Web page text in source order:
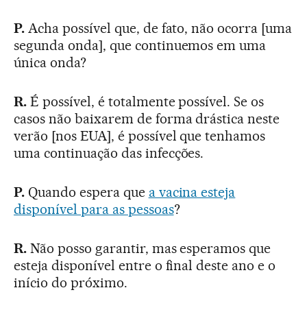
P. Acha possível que, de fato, não ocorra [uma
segunda onda], que continuemos em uma
única onda?
R.É possível, é totalmente possível. Se os
casos não baixarem de forma drástica neste
verão [nos EUA], é possível que tenhamos
uma continuação das infecções.
P.Quando espera que a vacina esteja
disponível para as pessoas?
R.Não posso garantir, mas esperamos que
esteja disponível entre o final deste ano e o
início do próximo.